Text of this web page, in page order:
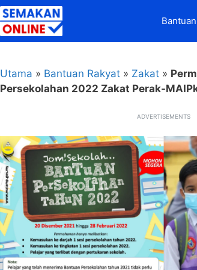
Utama » Bantuan Rakyat » Zakat »
Persekolahan 2022 Zakat Perak-
ADVERTISEMENTS